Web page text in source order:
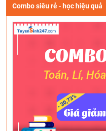
Combo siêu rẻ - học hiệu quả